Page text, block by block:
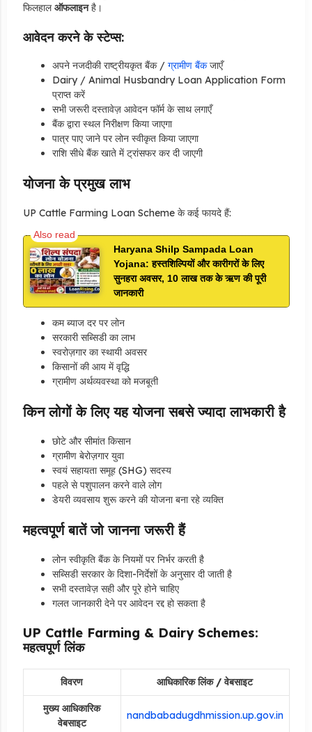
फिलहालऑफलाइनहै।
आवेदन करने के स्टेप्स:
अपने नजदीकी राष्ट्रीयकृत बैंक / ग्रामीण बैंकजाएँ
Dairy / Animal Husbandry Loan Application Form
प्राप्त करें
सभी जरूरी दस्तावेज़ आवेदन फॉर्म के साथ लगाएँ
बैंक द्वारा स्थल निरीक्षण किया जाएगा
पात्र पाए जाने पर लोन स्वीकृत किया जाएगा
राशि सीधे बैंक खाते में ट्रांसफर कर दी जाएगी
योजना के प्रमुख लाभ
UP Cattle Farming Loan Scheme के कई फायदे हैं:
Haryana Shilp Sampada Loan
Yojana: हस्तशिल्पियों और कारीगरों के लिए
सुनहरा अवसर, 10 लाख तक के ऋण की पूरी
जानकारी
कम ब्याज दर पर लोन
सरकारी सब्सिडी का लाभ
स्वरोज़गार का स्थायी अवसर
किसानों की आय में वृद्धि
ग्रामीण अर्थव्यवस्था को मजबूती
किन लोगों के लिए यह योजना सबसे ज्यादा लाभकारी है
छोटे और सीमांत किसान
ग्रामीण बेरोज़गार युवा
स्वयं सहायता समूह (SHG) सदस्य
पहले से पशुपालन करने वाले लोग
डेयरी व्यवसाय शुरू करने की योजना बना रहे व्यक्ति
महत्वपूर्ण बातें जो जानना जरूरी हैं
लोन स्वीकृति बैंक के नियमों पर निर्भर करती है
सब्सिडी सरकार के दिशा-निर्देशों के अनुसार दी जाती है
सभी दस्तावेज़ सही और पूरे होने चाहिए
गलत जानकारी देने पर आवेदन रद्द हो सकता है
UP Cattle Farming & Dairy Schemes:
महत्वपूर्ण लिंक
विवरण आधिकारिक लिंक / वेबसाइट
मुख्य आधिकारिक
वेबसाइट
nandbabadugdhmission.up.gov.in